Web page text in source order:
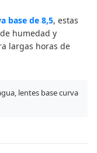
base de 8,5, estas
humedad y
largas horas de
lentes base curva